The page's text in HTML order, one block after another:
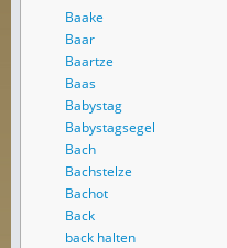
Baake
Baar
Baartze
Baas
Babystag
Babystagsegel
Bach
Bachstelze
Bachot
Back
back halten